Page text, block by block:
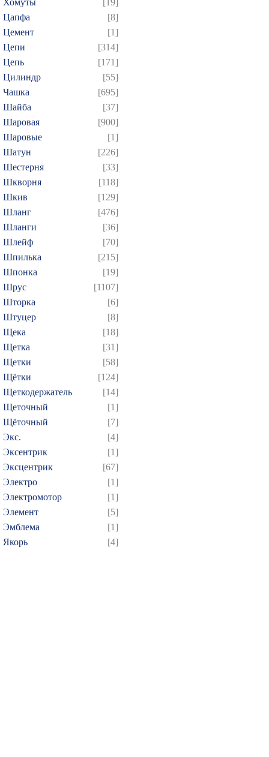
Хомуты
[19]
Цапфа
[8]
Цемент
[1]
Цепи
[314]
Цепь
[171]
Цилиндр
[55]
Чашка
[695]
Шайба
[37]
Шаровая
[900]
Шаровые
[1]
Шатун
[226]
Шестерня
[33]
Шкворня
[118]
Шкив
[129]
Шланг
[476]
Шланги
[36]
Шлейф
[70]
Шпилька
[215]
Шпонка
[19]
Шрус
[1107]
Шторка
[6]
Штуцер
[8]
Щека
[18]
Щетка
[31]
Щетки
[58]
Щётки
[124]
Щеткодержатель
[14]
Щеточный
[1]
Щёточный
[7]
Экс.
[4]
Эксентрик
[1]
Эксцентрик
[67]
Электро
[1]
Электромотор
[1]
Элемент
[5]
Эмблема
[1]
Якорь
[4]